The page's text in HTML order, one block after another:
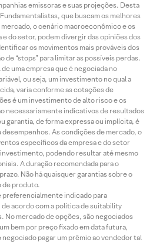
emissoras e suas projeções. Desta
que buscam os melhores
o cenário macroeconômico e os
do setor, podem divergir das opiniões dos
os movimentos mais prováveis dos
“stops” para limitar as possíveis perdas.
uma empresa que é negociada no
ou seja, um investimento no qual a
varia conforme as cotações de
é um investimento de alto risco e os
necessariamente indicativos de resultados
garantia, de forma expressa ou implícita, é
As condições de mercado, o
específicos da empresa e do setor
podendo resultar até mesmo
A duração recomendada para o
Não há quaisquer garantias sobre o
de produto.
preferencialmente indicado para
acordo com a política de suitability
No mercado de opções, são negociados
bem por preço fixado em data futura,
pagar um prêmio ao vendedor tal